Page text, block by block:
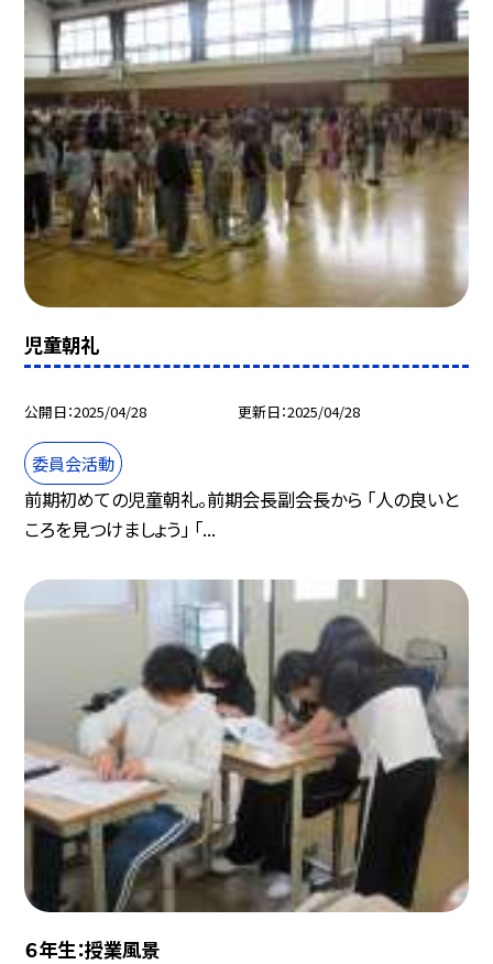
児童朝礼
公開日 2025/04/28 更新日 2025/04/28
委員会活動
前期初めての児童朝礼。前期会長副会長から 「人の良いと
ころを見つけましょう」 「...
６年生：授業風景